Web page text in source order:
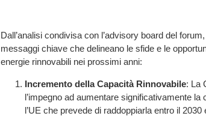
Dall’analisi condivisa con l’advisory board del
messaggi chiave che delineano le sfide e le
energie rinnovabili nei prossimi anni:
Incremento della Capacità Rinnovabile: La
l’impegno ad aumentare significativamente la
l’UE che prevede di raddoppiarla entro il